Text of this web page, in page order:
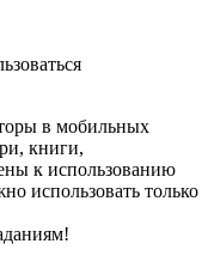
в мобильных
книги,
к использованию
использовать только